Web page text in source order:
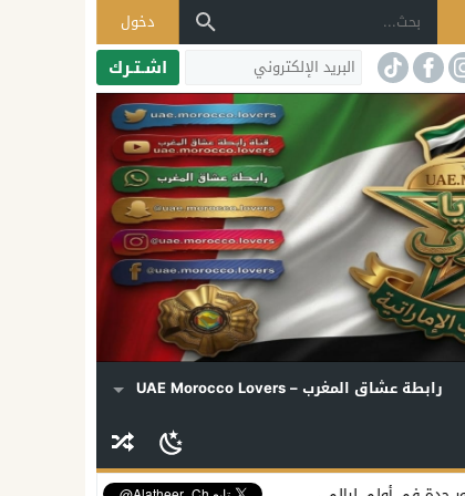
دخول
اشـتـرك
رابطة عشاق المغرب – UAE Morocco Lovers